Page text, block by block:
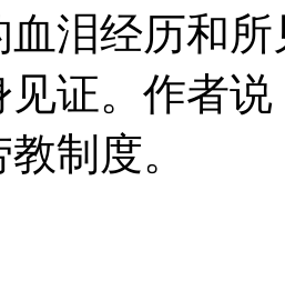
血泪经历和
见证。作者
制度。